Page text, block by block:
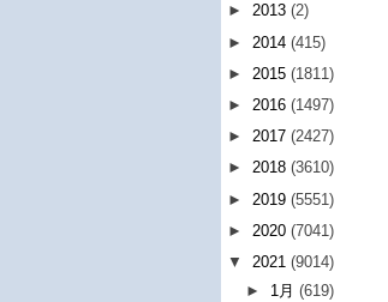
► 2013 (2)
► 2014 (415)
► 2015 (1811)
► 2016 (1497)
► 2017 (2427)
► 2018 (3610)
► 2019 (5551)
► 2020 (7041)
▼ 2021 (9014)
► 1月(619)